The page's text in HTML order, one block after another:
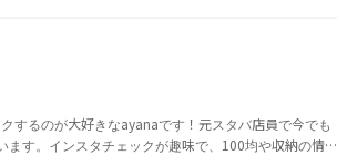
するのが大好きなayanaです！元スタバ店員で今でも
す。インスタチェックが趣味で、100均や収納の情報